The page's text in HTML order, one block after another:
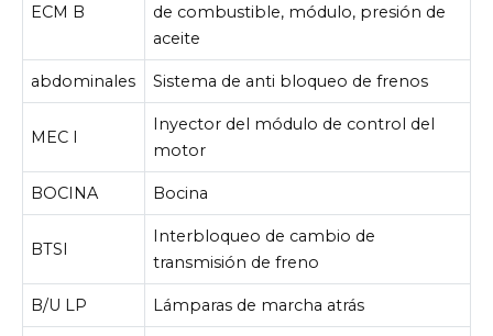
ECM B
de combustible, módulo, presión de
aceite
abdominales Sistema de anti bloqueo de frenos
MEC I
Inyector del módulo de control del
motor
BOCINA Bocina
BTSI
Interbloqueo de cambio de
transmisión de freno
B/U LP Lámparas de marcha atrás